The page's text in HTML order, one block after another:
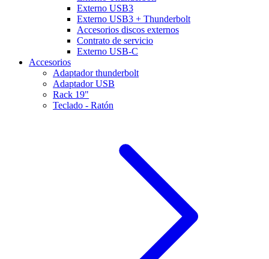
Externo USB3
Externo USB3 + Thunderbolt
Accesorios discos externos
Contrato de servicio
Externo USB-C
Accesorios
Adaptador thunderbolt
Adaptador USB
Rack 19"
Teclado - Ratón